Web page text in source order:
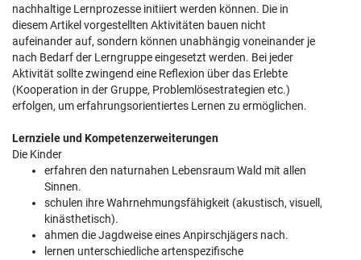
nachhaltige Lernprozesse initiiert werden können. Die in
diesem Artikel vorgestellten Aktivitäten bauen nicht
aufeinander auf, sondern können unabhängig voneinander je
nach Bedarf der Lerngruppe eingesetzt werden. Bei jeder
Aktivität sollte zwingend eine Reflexion über das Erlebte
(Kooperation in der Gruppe, Problemlösestrategien etc.)
erfolgen, um erfahrungsorientiertes Lernen zu ermöglichen.
Lernziele und Kompetenzerweiterungen
Die Kinder
erfahren den naturnahen Lebensraum Wald mit allen
Sinnen.
schulen ihre Wahrnehmungsfähigkeit (akustisch, visuell,
kinästhetisch).
ahmen die Jagdweise eines Anpirschjägers nach.
lernen unterschiedliche artenspezifische